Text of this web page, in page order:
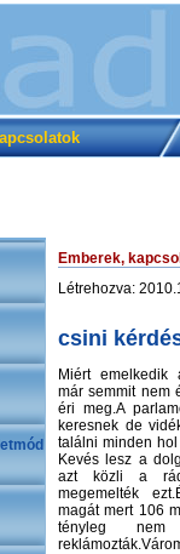
Emberek,
Létrehozva:
csini
Miért emelkedik
már semmit nem
éri meg.A
keresnek de
találni minden
Kevés lesz a
azt közli a
megemelték
magát mert 106
tényleg